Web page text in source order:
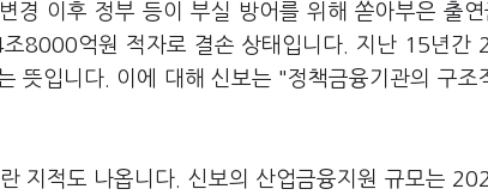
경 이후 정부 등이 부실 방어를 위해 쏟아부은 출연
8000억원 적자로 결손 상태입니다. 지난 15년간
뜻입니다. 이에 대해 신보는 "정책금융기관의 구조
지적도 나옵니다. 신보의 산업금융지원 규모는